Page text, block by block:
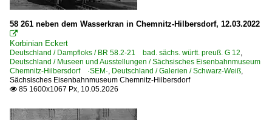
Museumswagen | Oldies
Güterwagen | Schmalspur
Gw, GGw | Gedeckte Wagen
O, OO | Offene Wagen
58 261 neben dem Wasserkran in Chemnitz-Hilbersdorf, 12.03.2022

Korbinian Eckert
Deutschland / Dampfloks / BR 58.2-21 bad. sächs. württ. preuß. G 12,
Deutschland / Museen und Ausstellungen / Sächsisches Eisenbahnmuseum
Chemnitz-Hilbersdorf ·SEM·, Deutschland / Galerien / Schwarz-Weiß,
Sächsisches Eisenbahnmuseum Chemnitz-Hilbersdorf
 85 1600x1067 Px, 10.05.2026